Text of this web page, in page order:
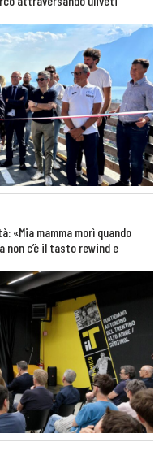
«Mia mamma morì quando
non c’è il tasto rewind e